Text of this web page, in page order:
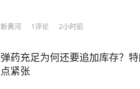
新黄河 1评论 2小时前
弹药充足为何还要追加库存？
点紧张